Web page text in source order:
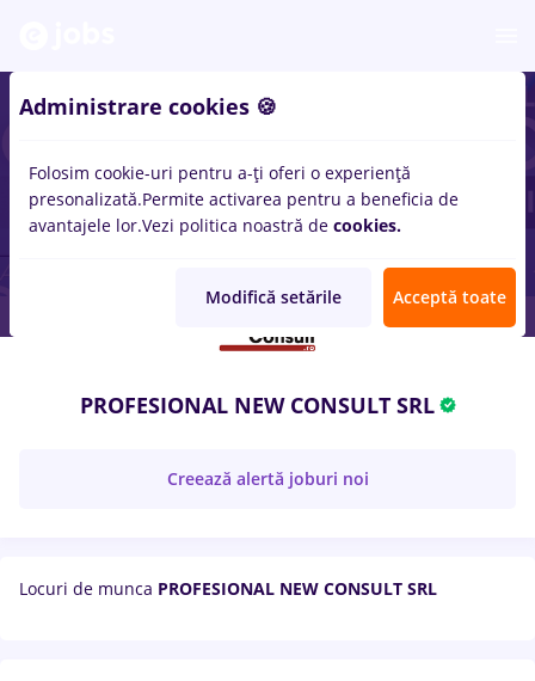
PROFESIONAL NEW CONSULT SRL
Creează alertă joburi noi
Locuri de munca PROFESIONAL NEW CONSULT SRL
Administrare cookies 🍪
Folosim cookie-uri pentru a-ți oferi o experiență
presonalizată.Permite activarea pentru a beneficia de
avantajele lor.Vezi politica noastră de cookies.
Modifică setările Acceptă toate